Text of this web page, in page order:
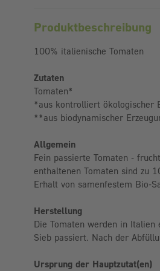
Produktbeschreibung
100% italienische Tomaten
Zutaten
Tomaten*
*aus kontrolliert ökologischer
**aus biodynamischer
Allgemein
Fein passierte Tomaten -
enthaltenen Tomaten sind zu
Erhalt von samenfestem Bio-
Herstellung
Die Tomaten werden in
Sieb passiert. Nach der
Ursprung der Hauptzutat(en)